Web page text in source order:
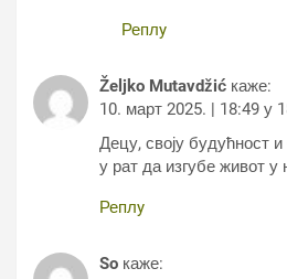
Реплy
Željko Mutavdžić каже:
10. март 2025. | 18:49 у
Децу, своју будућност
у рат да изгубе живот у
Реплy
So каже: